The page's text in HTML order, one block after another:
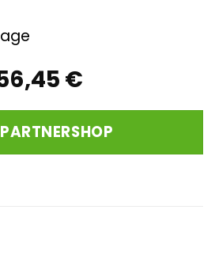
€
€Aktueller
ist:
256,45 €.